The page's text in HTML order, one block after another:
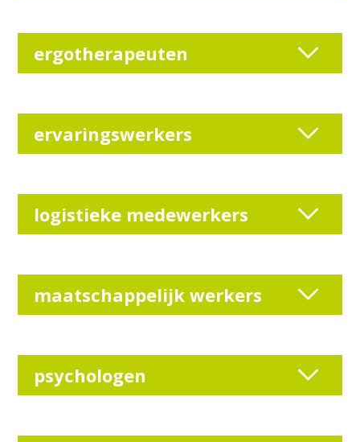
ergotherapeuten
ervaringswerkers
logistieke medewerkers
maatschappelijk werkers
psychologen